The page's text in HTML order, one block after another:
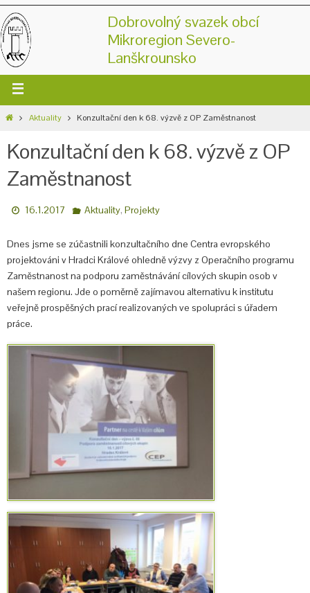
Dobrovolný svazek obcí
Mikroregion Severo-
Lanškrounsko
Aktuality Konzultační den k 68. výzvě z OP Zaměstnanost
Konzultační den k 68. výzvě z OP
Zaměstnanost
16.1.2017 Aktuality, Projekty
Dnes jsme se zúčastnili konzultačního dne Centra evropského
projektováni v Hradci Králové ohledně výzvy z Operačního programu
Zaměstnanost na podporu zaměstnávání cílových skupin osob v
našem regionu. Jde o poměrně zajímavou alternativu k institutu
veřejně prospěšných prací realizovaných ve spolupráci s úřadem
práce.